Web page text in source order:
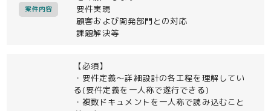
案件内容
要件実現
顧客および開発部門との対応
課題解決等
【必須】
・要件定義～詳細設計の各工程を理解してい
る(要件定義を一人称で遂行できる)
・複数ドキュメントを一人称で読み込むこと